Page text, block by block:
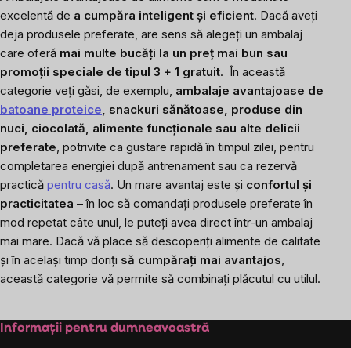
excelentă de a cumpăra inteligent și eficient. Dacă aveți
deja produsele preferate, are sens să alegeți un ambalaj
care oferă mai multe bucăți la un preț mai bun sau
promoții speciale de tipul 3 + 1 gratuit. În această
categorie veți găsi, de exemplu, ambalaje avantajoase de
batoane proteice, snackuri sănătoase, produse din
nuci, ciocolată, alimente funcționale sau alte delicii
preferate, potrivite ca gustare rapidă în timpul zilei, pentru
completarea energiei după antrenament sau ca rezervă
practică pentru casă. Un mare avantaj este și confortul și
practicitatea – în loc să comandați produsele preferate în
mod repetat câte unul, le puteți avea direct într-un ambalaj
mai mare. Dacă vă place să descoperiți alimente de calitate
și în același timp doriți să cumpărați mai avantajos,
această categorie vă permite să combinați plăcutul cu utilul.
Subsol
Informații pentru dumneavoastră